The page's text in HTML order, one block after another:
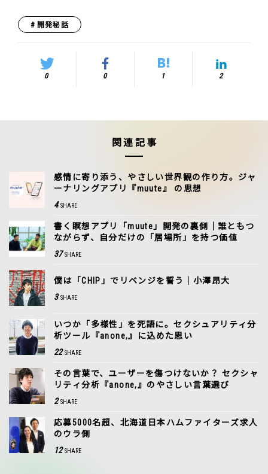
開発秘話
0 0 1 2
関連記事
感情に寄り添う、やさしい世界観の作り方。ジャ
ーナリングアプリ『muute』 の思想
4 SHARE
書く瞑想アプリ「muute」開発の裏側｜誰ともつ
ながらず、自分だけの「居場所」を持つ価値
37 SHARE
僕は「CHIP」でリベンジを誓う｜小澤昂大
3 SHARE
いつか「多様性」を死語に。セクシュアリティ分
析ツール『anone,』に込めた思い
22 SHARE
その言葉で、ユーザーを傷つけないか？ セクシャ
リティ分析『anone,』のやさしい言葉選び
2 SHARE
応募5000名超、北海道日本ハムファイターズ求人
のウラ側
12 SHARE